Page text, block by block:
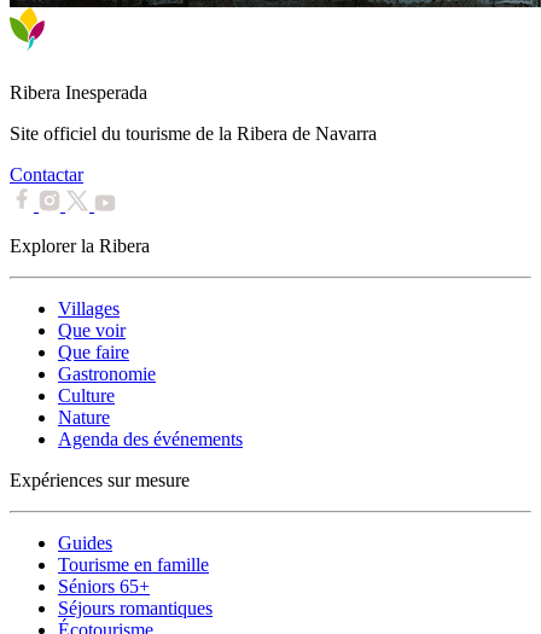
Ribera Inesperada
Site officiel du tourisme de la Ribera de Navarra
Contactar
Explorer la Ribera
Villages
Que voir
Que faire
Gastronomie
Culture
Nature
Agenda des événements
Expériences sur mesure
Guides
Tourisme en famille
Séniors 65+
Séjours romantiques
Écotourisme